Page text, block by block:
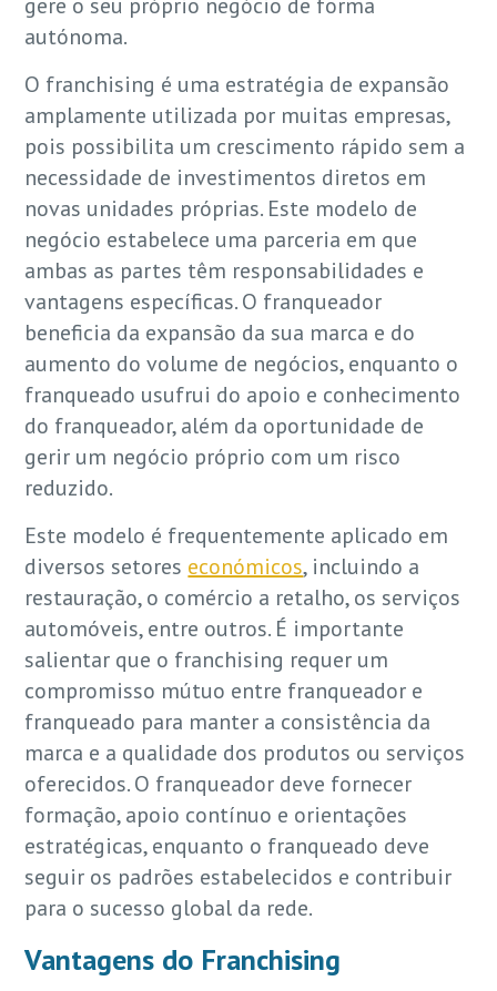
autónoma.
O franchising é uma estratégia de expansão
amplamente utilizada por muitas empresas,
pois possibilita um crescimento rápido sem a
necessidade de investimentos diretos em
novas unidades próprias. Este modelo de
negócio estabelece uma parceria em que
ambas as partes têm responsabilidades e
vantagens específicas. O franqueador
beneficia da expansão da sua marca e do
aumento do volume de negócios, enquanto o
franqueado usufrui do apoio e conhecimento
do franqueador, além da oportunidade de
gerir um negócio próprio com um risco
reduzido.
Este modelo é frequentemente aplicado em
diversos setores económicos, incluindo a
restauração, o comércio a retalho, os serviços
automóveis, entre outros. É importante
salientar que o franchising requer um
compromisso mútuo entre franqueador e
franqueado para manter a consistência da
marca e a qualidade dos produtos ou serviços
oferecidos. O franqueador deve fornecer
formação, apoio contínuo e orientações
estratégicas, enquanto o franqueado deve
seguir os padrões estabelecidos e contribuir
para o sucesso global da rede.
Vantagens do Franchising